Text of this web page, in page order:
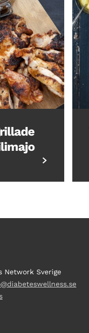
Network Sverige